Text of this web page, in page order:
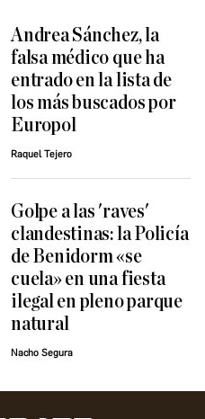
Andrea Sánchez, la
falsa médico que ha
entrado en la lista de
los más buscados por
Europol
Raquel Tejero
Golpe a las 'raves'
clandestinas: la Policía
de Benidorm «se
cuela» en una fiesta
ilegal en pleno parque
natural
Nacho Segura